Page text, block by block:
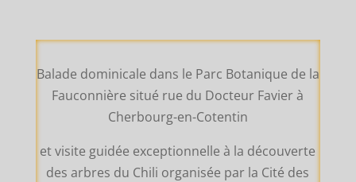
Balade dominicale dans le Parc Botanique de la
Fauconnière situé rue du Docteur Favier à
Cherbourg-en-Cotentin
et visite guidée exceptionnelle à la découverte
des arbres du Chili organisée par la Cité des